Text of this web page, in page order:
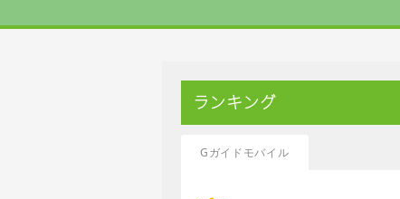
ランキング
Gガイドモバイル